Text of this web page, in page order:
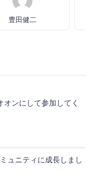
豊田健二
ンにして参加してく
ュニティに成長しまし